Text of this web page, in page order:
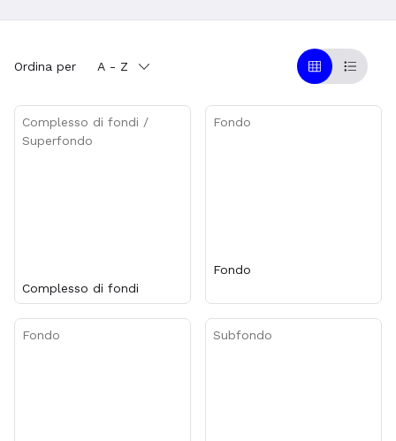
Ordina per A - Z
GrigliaTable
Complesso di fondi /
Superfondo
Complesso di fondi
Fondo
Fondo
Fondo Subfondo